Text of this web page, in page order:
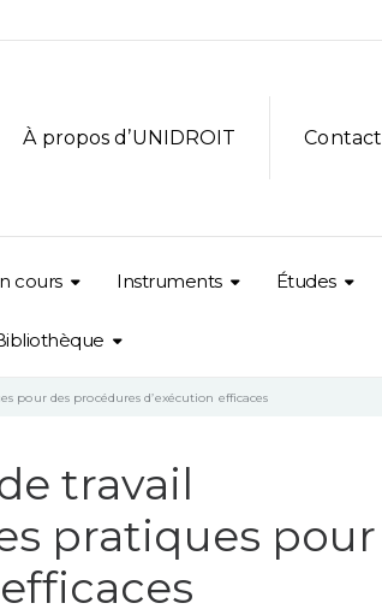
À propos d’UNIDROIT Contact
cours Instruments Études
pour des procédures d’exécution efficaces
travail
pratiques pour